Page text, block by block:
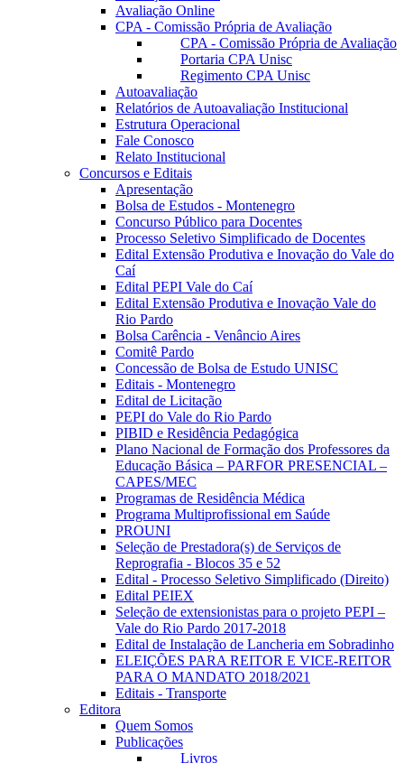
Avaliação Online
CPA - Comissão Própria de Avaliação
CPA - Comissão Própria de Avaliação
Portaria CPA Unisc
Regimento CPA Unisc
Autoavaliação
Relatórios de Autoavaliação Institucional
Estrutura Operacional
Fale Conosco
Relato Institucional
Concursos e Editais
Apresentação
Bolsa de Estudos - Montenegro
Concurso Público para Docentes
Processo Seletivo Simplificado de Docentes
Edital Extensão Produtiva e Inovação do Vale do
Caí
Edital PEPI Vale do Caí
Edital Extensão Produtiva e Inovação Vale do
Rio Pardo
Bolsa Carência - Venâncio Aires
Comitê Pardo
Concessão de Bolsa de Estudo UNISC
Editais - Montenegro
Edital de Licitação
PEPI do Vale do Rio Pardo
PIBID e Residência Pedagógica
Plano Nacional de Formação dos Professores da
Educação Básica – PARFOR PRESENCIAL –
CAPES/MEC
Programas de Residência Médica
Programa Multiprofissional em Saúde
PROUNI
Seleção de Prestadora(s) de Serviços de
Reprografia - Blocos 35 e 52
Edital - Processo Seletivo Simplificado (Direito)
Edital PEIEX
Seleção de extensionistas para o projeto PEPI –
Vale do Rio Pardo 2017-2018
Edital de Instalação de Lancheria em Sobradinho
ELEIÇÕES PARA REITOR E VICE-REITOR
PARA O MANDATO 2018/2021
Editais - Transporte
Editora
Quem Somos
Publicações
Livros